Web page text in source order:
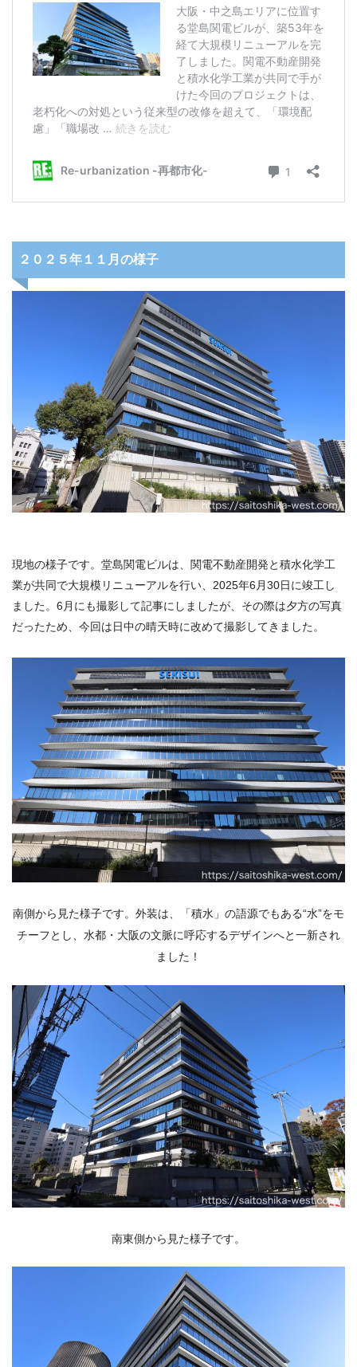
２０２５年１１月の様子
現地の様子です。堂島関電ビルは、関電不動産開発と積水化学工
業が共同で大規模リニューアルを行い、2025年6月30日に竣工し
ました。6月にも撮影して記事にしましたが、その際は夕方の写真
だったため、今回は日中の晴天時に改めて撮影してきました。
南側から見た様子です。外装は、「積水」の語源でもある“水”をモ
チーフとし、水都・大阪の文脈に呼応するデザインへと一新され
ました！
南東側から見た様子です。